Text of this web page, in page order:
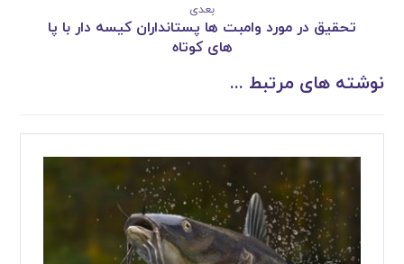
بعدی
تحقیق در مورد وامبت ها پستانداران کیسه دار با پا
های کوتاه
نوشته های مرتبط ...